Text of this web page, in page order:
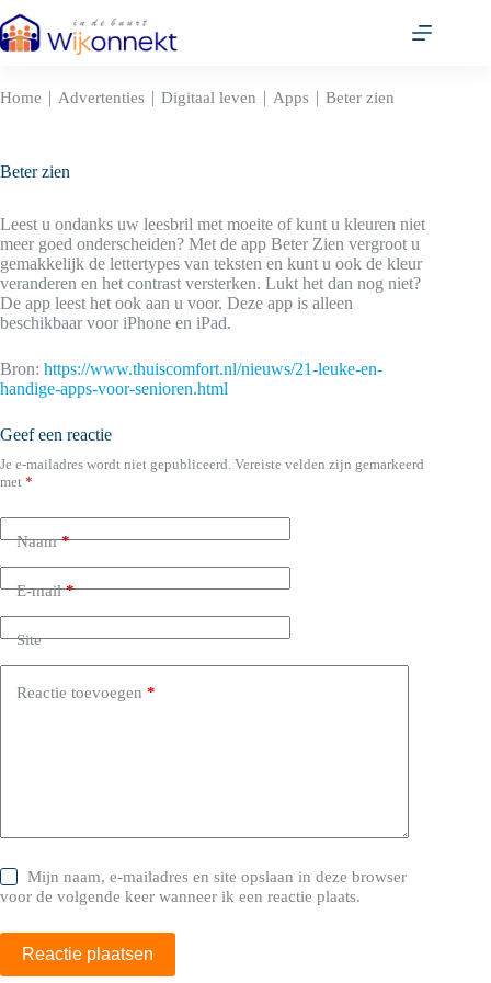
naar
de
Home | Advertenties | Digitaal leven | Apps | Beter zien
Beter zien
Leest u ondanks uw leesbril met moeite of kunt u kleuren niet
meer goed onderscheiden? Met de app Beter Zien vergroot u
gemakkelijk de lettertypes van teksten en kunt u ook de kleur
veranderen en het contrast versterken. Lukt het dan nog niet?
De app leest het ook aan u voor. Deze app is alleen
beschikbaar voor iPhone en iPad.
Bron: https://www.thuiscomfort.nl/nieuws/21-leuke-en-
handige-apps-voor-senioren.html
Geef een reactie
Je e-mailadres wordt niet gepubliceerd. Vereiste velden zijn gemarkeerd
met *
Naam*
E-mail*
Site
Reactie toevoegen *
Mijn naam, e-mailadres en site opslaan in deze browser
voor de volgende keer wanneer ik een reactie plaats.
Reactie plaatsen